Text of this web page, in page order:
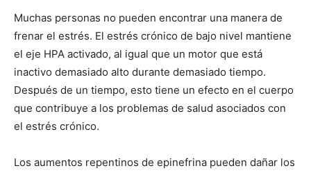
Muchas personas no pueden encontrar una manera de
frenar el estrés. El estrés crónico de bajo nivel mantiene
el eje HPA activado, al igual que un motor que está
inactivo demasiado alto durante demasiado tiempo.
Después de un tiempo, esto tiene un efecto en el cuerpo
que contribuye a los problemas de salud asociados con
el estrés crónico.
Los aumentos repentinos de epinefrina pueden dañar los